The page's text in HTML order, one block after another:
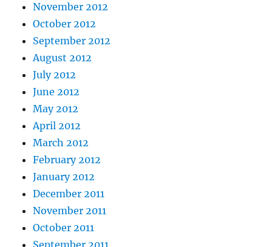
November 2012
October 2012
September 2012
August 2012
July 2012
June 2012
May 2012
April 2012
March 2012
February 2012
January 2012
December 2011
November 2011
October 2011